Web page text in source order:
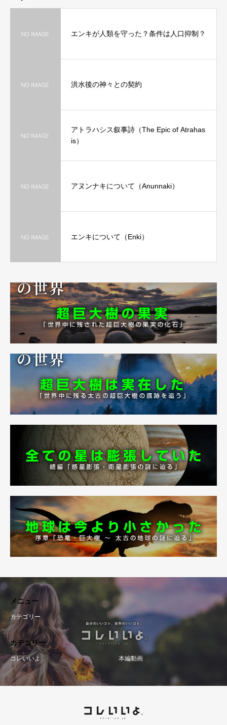
エンキが人類を守った？条件は人口抑制？
洪水後の神々との契約
アトラハシス叙事詩（The Epic of Atrahas
is）
アヌンナキについて（Anunnaki）
エンキについて（Enki）
メニュー
カテゴリー
カテゴリー
コレいいよ 本編動画